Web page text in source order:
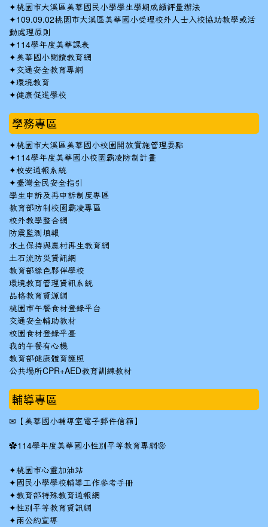
✦桃園市大溪區美華國民小學學生學期成績評量辦法
✦109.09.02桃園市大溪區美華國小受理校外人士入校協助教學或活
動處理原則
✦114學年度美華課表
✦美華國小閱讀教育網
✦ 交通安全教育專網
✦環境教育
✦健康促進學校
學務專區
✦桃園市大溪區美華國小校園開放實施管理要點
✦114學年度美華國小校園霸凌防制計畫
✦校安通報系統
✦臺灣全民安全指引
學生申訴及再申訴制度專區
教育部防制校園霸凌專區
校外教學整合網
防震監測填報
水土保持與農村再生教育網
土石流防災資訊網
教育部綠色夥伴學校
環境教育管理資訊系統
品格教育資源網
桃園市午餐食材登錄平台
交通安全輔助教材
校園食材登錄平臺
我的午餐有心機
教育部健康體育護照
公共場所CPR+AED教育訓練教材
輔導專區
✉ 【美華國小輔導室電子郵件信箱】
✿114學年度美華國小性別平等教育專網❀
✦桃園市心靈加油站
✦ 國民小學學校輔導工作參考手冊
✦教育部特殊教育通報網
✦性別平等教育資訊網
✦兩公約宣導